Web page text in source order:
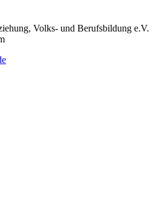
Volks- und Berufsbildung e.V.